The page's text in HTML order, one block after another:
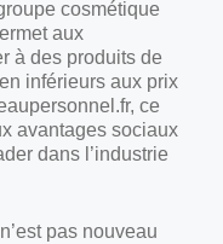
cosmétique
aux
à des produits de
inférieurs aux prix
ce
avantages sociaux
dans l’industrie
pas nouveau